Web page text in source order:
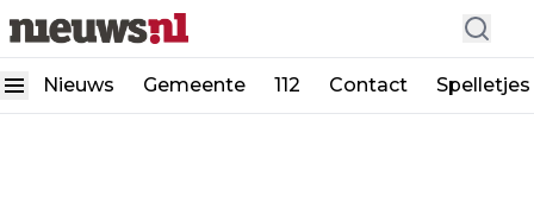
Nieuws Gemeente 112 Contact Spelletjes